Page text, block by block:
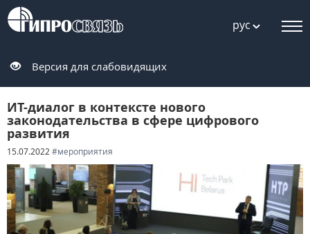
рус
Версия для слабовидящих
ИТ-диалог в контексте нового
законодательства в сфере цифрового
развития
15.07.2022#мероприятия